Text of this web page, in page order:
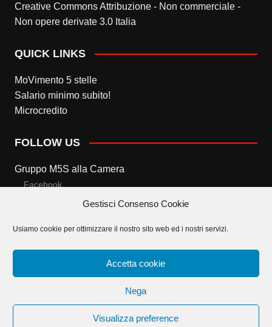
Gestisci Consenso Cookie
Usiamo cookie per ottimizzare il nostro sito web ed i nostri servizi.
Accetta cookie
Nega
Visualizza preference
Creative Commons Attribuzione - Non commerciale -
Non opere derivate 3.0 Italia
QUICK LINKS
MoVimento 5 stelle
Salario minimo subito!
Microcredito
FOLLOW US
Gruppo M5S alla Camera
Facebook
Twitter